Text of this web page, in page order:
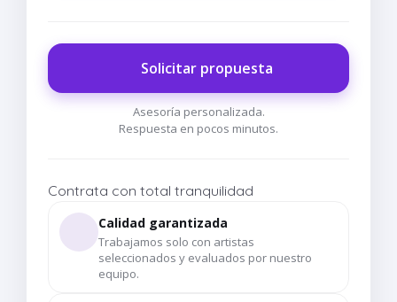
Solicitar propuesta
Asesoría personalizada.
Respuesta en pocos minutos.
Contrata con total tranquilidad
Calidad garantizada
Trabajamos solo con artistas
seleccionados y evaluados por nuestro
equipo.